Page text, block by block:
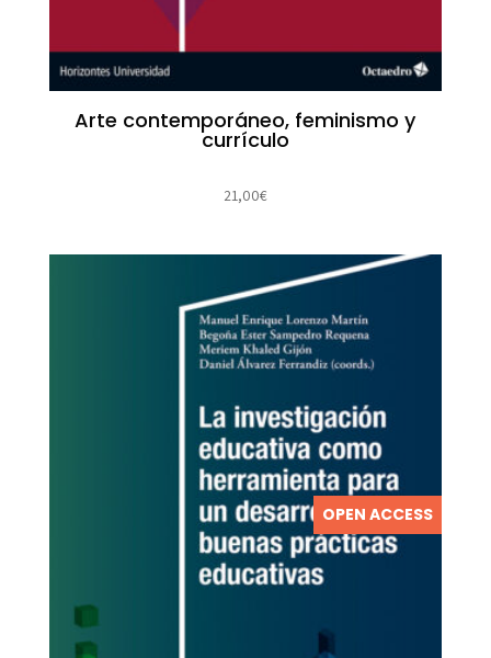
Arte contemporáneo, feminismo y
currículo
21,00€
OPEN ACCESS